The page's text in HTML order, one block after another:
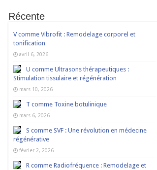
Récente
V comme Vibrofit : Remodelage corporel et
tonification
avril 6, 2026
U comme Ultrasons thérapeutiques :
Stimulation tissulaire et régénération
mars 10, 2026
T comme Toxine botulinique
mars 6, 2026
S comme SVF : Une révolution en médecine
régénérative
février 2, 2026
R comme Radiofréquence : Remodelage et